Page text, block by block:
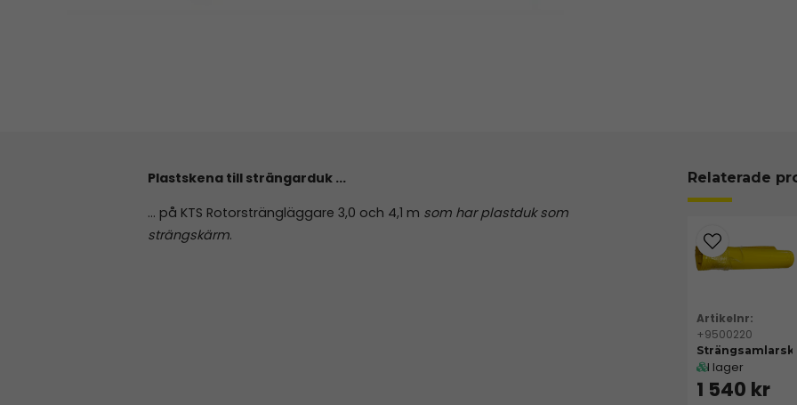
Plastskena till strängarduk ...
... på KTS Rotorsträngläggare 3,0 och 4,1 m som har plastduk som
strängskärm.
Relaterade
+9500220
I lager
1 540 kr